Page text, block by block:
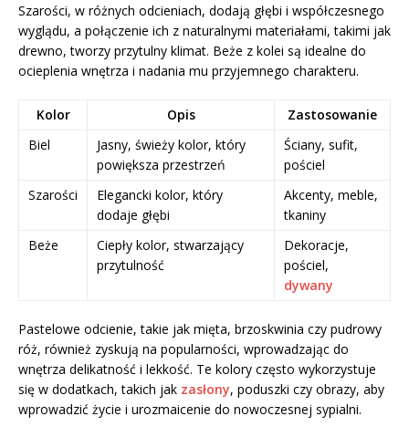
Szarości, w różnych odcieniach, dodają głębi i współczesnego
wyglądu, a połączenie ich z naturalnymi materiałami, takimi jak
drewno, tworzy przytulny klimat. Beże z kolei są idealne do
ocieplenia wnętrza i nadania mu przyjemnego charakteru.
Kolor Opis
Zastosowanie
Biel
Jasny, świeży kolor, który
powiększa przestrzeń
Ściany, sufit,
pościel
Szarości
Elegancki kolor, który
dodaje głębi
Akcenty, meble,
tkaniny
Beże
Ciepły kolor, stwarzający
przytulność
Dekoracje,
pościel,
dywany
Pastelowe odcienie, takie jak mięta, brzoskwinia czy pudrowy
róż, również zyskują na popularności, wprowadzając do
wnętrza delikatność i lekkość. Te kolory często wykorzystuje
się w dodatkach, takich jak zasłony, poduszki czy obrazy, aby
wprowadzić życie i urozmaicenie do nowoczesnej sypialni.